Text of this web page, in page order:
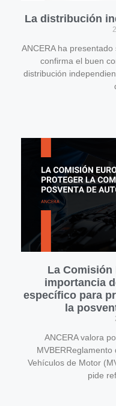
La distribución
ANCERA ha
confirma el buen
distribución
La Comisión
importancia
específico para
la
ANCERA valora
Vehículos de Motor
pide